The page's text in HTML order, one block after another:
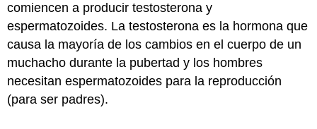
comiencen a producir testosterona y
espermatozoides. La testosterona es la hormona que
causa la mayoría de los cambios en el cuerpo de un
muchacho durante la pubertad y los hombres
necesitan espermatozoides para la reproducción
(para ser padres).